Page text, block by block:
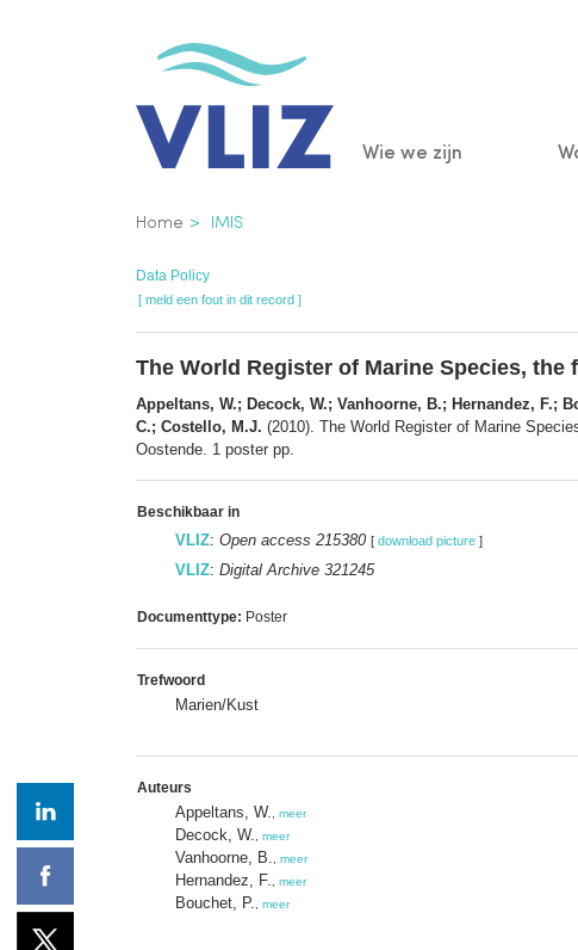
Main
Wie we zijn
Kruimelpad
Home IMIS
Data Policy
[ meld een fout in dit record ]
The World Register of Marine Species,
Appeltans, W.; Decock, W.; Vanhoorne, B.; Hernandez, F.;
C.; Costello, M.J. (2010). The World Register of Marine
Oostende. 1 poster pp.
Beschikbaar in
VLIZ: Open access 215380 [ download picture ]
VLIZ: Digital Archive 321245
Documenttype: Poster
Trefwoord
Marien/Kust
Auteurs
Appeltans, W. meer
Decock, W. meer
Vanhoorne, B. meer
Hernandez, F. meer
Bouchet, P. meer